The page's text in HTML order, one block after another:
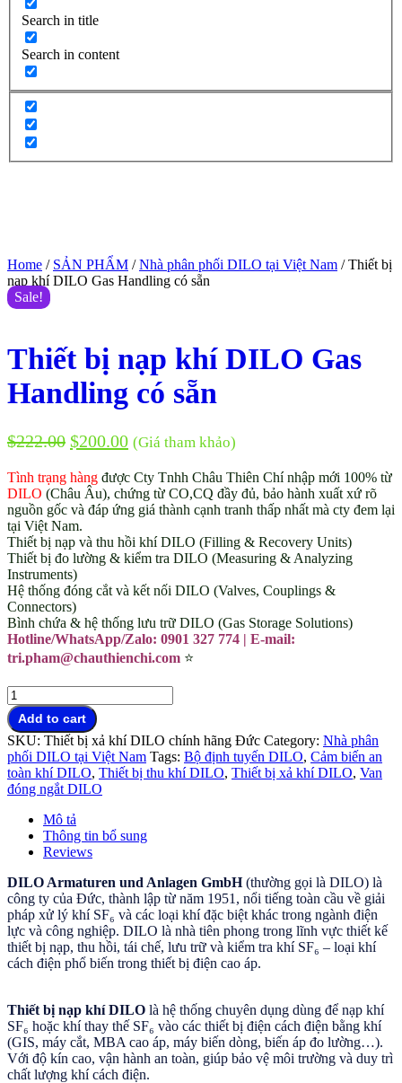
Search in title
Search in content
Home / SẢN PHẨM /Nhà phân phối DILO tại Việt Nam / Thiết bị
nạp khí DILO Gas Handling có sẵn
Sale!
Thiết bị nạp khí DILO Gas
Handling có sẵn
$222.00 $200.00 (Giá tham khảo)
Tình trạng hàng được Cty Tnhh Châu Thiên Chí nhập mới 100% từ
DILO (Châu Âu), chứng từ CO,CQ đầy đủ, bảo hành xuất xứ rõ
nguồn gốc và đáp ứng giá thành cạnh tranh thấp nhất mà cty đem lại
tại Việt Nam.
Thiết bị nạp và thu hồi khí DILO (Filling & Recovery Units)
Thiết bị đo lường & kiểm tra DILO (Measuring & Analyzing
Instruments)
Hệ thống đóng cắt và kết nối DILO (Valves, Couplings &
Connectors)
Bình chứa & hệ thống lưu trữ DILO (Gas Storage Solutions)
Hotline/WhatsApp/Zalo: 0901 327 774 | E-mail:
tri.pham@chauthienchi.com ⭐
Thiết
bị
nạp
khí
DILO
Gas
Handling
quantity
Add to cart
SKU: Thiết bị xả khí DILO chính hãng Đức Category: Nhà phân
phối DILO tại Việt Nam Tags: Bộ định tuyến DILO, Cảm biến an
toàn khí DILO, Thiết bị thu khí DILO, Thiết bị xả khí DILO, Van
đóng ngắt DILO
Mô tả
Thông tin bổ sung
Reviews
DILO Armaturen und Anlagen GmbH(thường gọi là DILO) là
công ty của Đức, thành lập từ năm 1951, nổi tiếng toàn cầu về giải
pháp xử lý khí SF₆ và các loại khí đặc biệt khác trong ngành điện
lực và công nghiệp. DILO là nhà tiên phong trong lĩnh vực thiết kế
thiết bị nạp, thu hồi, tái chế, lưu trữ và kiểm tra khí SF₆ – loại khí
cách điện phổ biến trong thiết bị điện cao áp.
Thiết bị nạp khí DILO là hệ thống chuyên dụng dùng để nạp khí
SF₆ hoặc khí thay thế SF₆ vào các thiết bị điện cách điện bằng khí
(GIS, máy cắt, MBA cao áp, máy biến dòng, biến áp đo lường…).
Với độ kín cao, vận hành an toàn, giúp bảo vệ môi trường và duy trì
chất lượng khí cách điện.